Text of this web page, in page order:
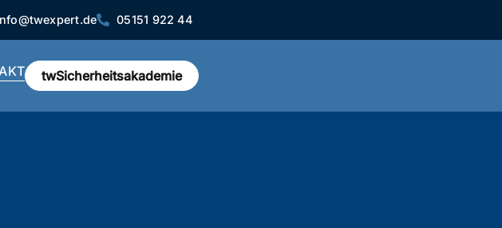
05151 922 44
twSicherheitsakademie